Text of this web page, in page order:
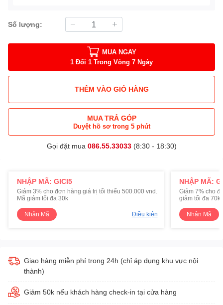
Số lượng:
MUA NGAY
1 Đổi 1 Trong Vòng 7 Ngày
THÊM VÀO GIỎ HÀNG
MUA TRẢ GÓP
Duyệt hồ sơ trong 5 phút
Gọi đặt mua 086.55.33033(8:30 - 18:30)
NHẬP MÃ: GICI5
Giảm 3% cho đơn hàng giá trị tối thiểu 500.000 vnd.
Mã giảm tối đa 30k
Nhận Mã Điều kiện
NHẬP MÃ:
Giảm 7% cho
giảm tối đa 70k
Nhận Mã
Giao hàng miễn phí trong 24h (chỉ áp dụng khu vực nội
thành)
Giảm 50k nếu khách hàng check-in tại cửa hàng